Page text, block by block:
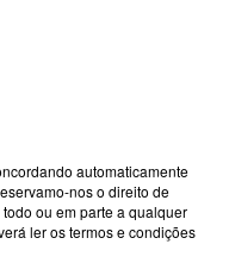
automaticamente
nos o direito de
ou em parte a qualquer
ler os termos e condições